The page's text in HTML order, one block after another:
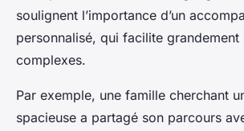
soulignent l’importance d’un
personnalisé, qui facilite grandement
complexes.
Par exemple, une famille cherchant
spacieuse a partagé son parcours